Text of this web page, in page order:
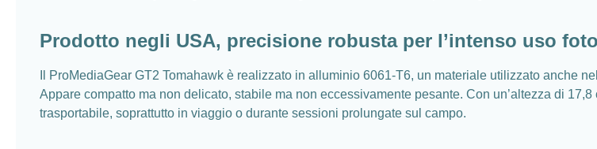
Prodotto negli USA, precisione robusta per l’intenso uso
Il ProMediaGear GT2 Tomahawk è realizzato in alluminio 6061-T6, un materiale utilizzato anche
Appare compatto ma non delicato, stabile ma non eccessivamente pesante. Con un’altezza di
trasportabile, soprattutto in viaggio o durante sessioni prolungate sul campo.